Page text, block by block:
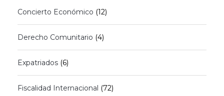
Concierto Económico (12)
Derecho Comunitario (4)
Expatriados (6)
Fiscalidad Internacional (72)